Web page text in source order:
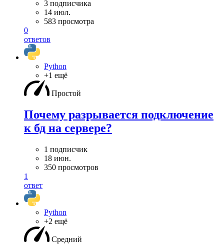
3 подписчика
14 июл.
583 просмотра
0
ответов
Python
+1 ещё
Простой
Почему разрывается подключение
к бд на сервере?
1 подписчик
18 июн.
350 просмотров
1
ответ
Python
+2 ещё
Средний